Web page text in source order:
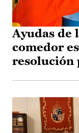
Ayudas de
comedor
resolución